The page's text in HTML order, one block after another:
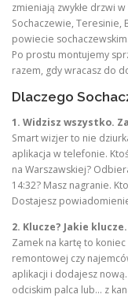
zmieniają zwykłe drzwi
Sochaczewie, Teresinie,
powiecie
Po prostu montujemy
razem, gdy wracasz do
Dlaczego
1. Widzisz wszystko.
Smart wizjer to nie
aplikacja w telefonie.
na Warszawskiej?
14:32? Masz nagranie.
Dostajesz
2. Klucze? Jakie klucze.
Zamek na kartę to
remontowej czy
aplikacji i dodajesz
odciskim palca lub… z